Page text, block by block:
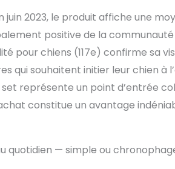
juin 2023, le produit affiche une
positive de la
pour chiens (117e) confirme sa
qui souhaitent initier leur chien à
représente un point d’entrée
constitue un avantage
quotidien — simple ou